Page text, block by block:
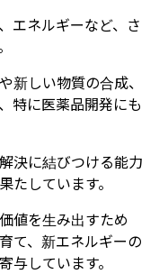
エネルギーなど、さ
新しい物質の合成、
特に医薬品開発にも
決に結びつける能力
たしています。
値を生み出すため
て、新エネルギーの
与しています。